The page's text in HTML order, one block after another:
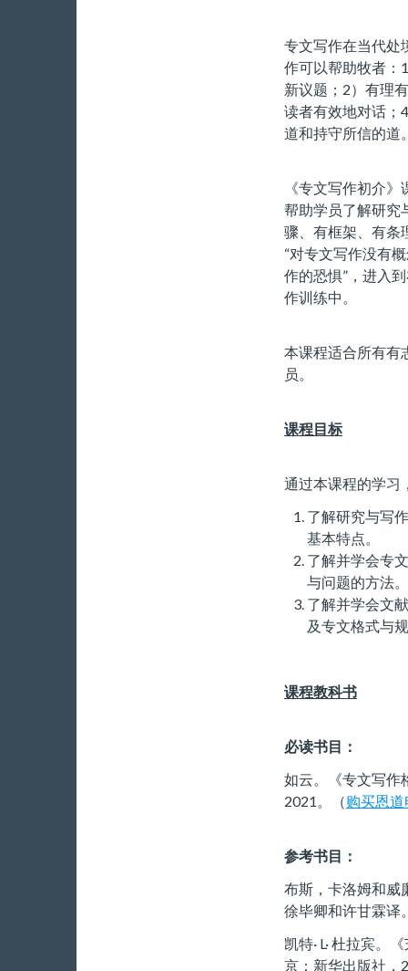
专文写作在当代处
作可以帮助牧者：
新议题；2）有理
读者有效地对话；
道和持守所信的道
《专文写作初介
帮助学员了解研究
骤、有框架、有条
“对专文写作没有
作的恐惧”，进入
作训练中。
本课程适合所有有
员。
课程目标
通过本课程的学习
了解研究与写
基本特点。
了解并学会专
与问题的方法。
了解并学会文
及专文格式与
课程教科书
必读书目：
如云。《专文写作
2021。（购买恩
参考书目：
布斯，卡洛姆和威
徐毕卿和许甘霖译
凯特· L· 杜拉宾。
京：新华出版社，